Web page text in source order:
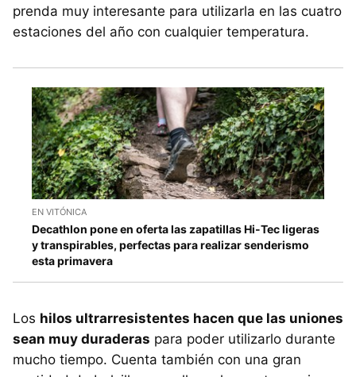
prenda muy interesante para utilizarla en las cuatro
estaciones del año con cualquier temperatura.
EN VITÓNICA
Decathlon pone en oferta las zapatillas Hi-Tec ligeras
y transpirables, perfectas para realizar senderismo
esta primavera
Los hilos ultrarresistentes hacen que las uniones
sean muy duraderas para poder utilizarlo durante
mucho tiempo. Cuenta también con una gran